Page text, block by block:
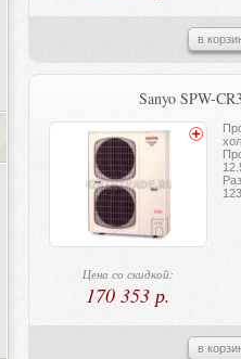
в
Sanyo SPW-
Цена со скидкой:
170 353 р.
в